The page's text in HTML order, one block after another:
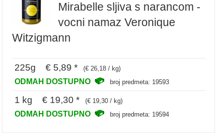
Mirabelle sljiva s narancom -
vocni namaz Veronique
Witzigmann
225g € 5,89 * (€ 26,18 / kg)
ODMAH DOSTUPNO broj predmeta: 19593
1 kg € 19,30 * (€ 19,30 / kg)
ODMAH DOSTUPNO broj predmeta: 19594